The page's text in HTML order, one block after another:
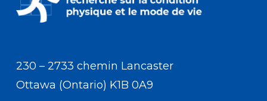
230 – 2733 chemin Lancaster
Ottawa (Ontario) K1B 0A9